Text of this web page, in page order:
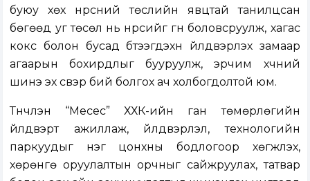
буюу хөх нүүрсний төслийн явцтай танилцсан
бөгөөд уг төсөл нь нүүрсийг гүн боловсруулж, хагас
кокс болон бусад бүтээгдэхүүн үйлдвэрлэх замаар
агаарын бохирдлыг бууруулж, эрчим хүчний
шинэ эх үүсвэр бий болгох ач холбогдолтой юм.
Түүнчлэн “Месес” ХХК-ийн ган төмөрлөгийн
үйлдвэрт ажиллаж, үйлдвэрлэл, технологийн
паркуудыг нэг цонхны бодлогоор хөгжүүлэх,
хөрөнгө оруулалтын орчныг сайжруулах, татвар